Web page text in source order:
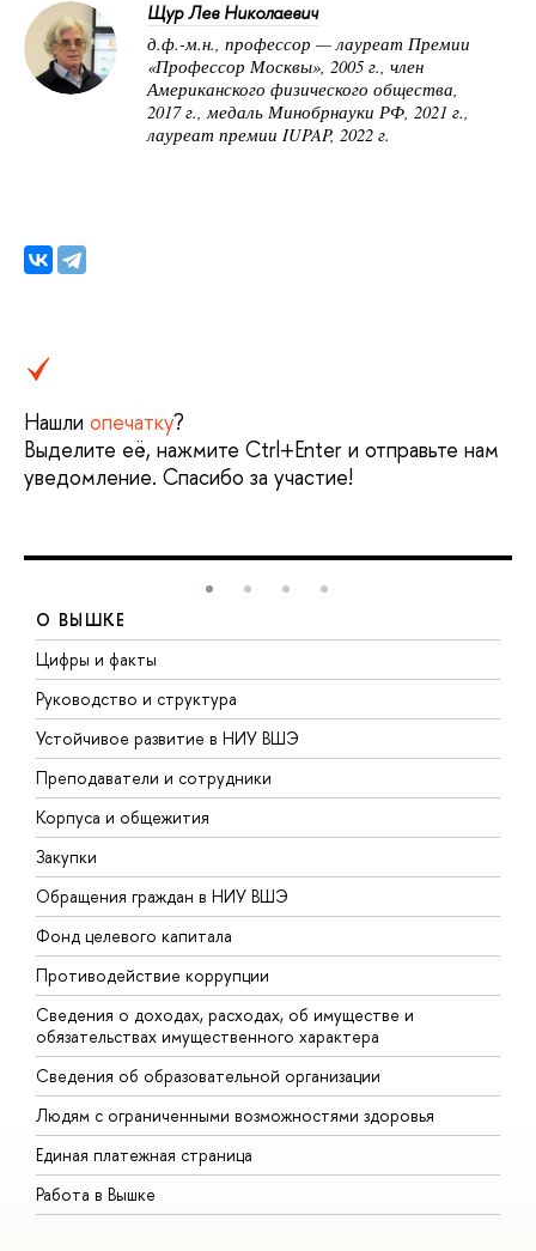
Щур Лев Николаевич
д.ф.-м.н., профессор — лауреат Премии
«Профессор Москвы», 2005 г., член
Американского физического общества,
2017 г., медаль Минобрнауки РФ, 2021 г.,
лауреат премии IUPAP, 2022 г.
Нашли опечатку?
Выделите её, нажмите Ctrl+Enter и отправьте нам
уведомление. Спасибо за участие!
О ВЫШКЕ
Цифры и факты
Руководство и структура
Устойчивое развитие в НИУ ВШЭ
Преподаватели и сотрудники
Корпуса и общежития
Закупки
Обращения граждан в НИУ ВШЭ
Фонд целевого капитала
Противодействие коррупции
Сведения о доходах, расходах, об имуществе и
обязательствах имущественного характера
Сведения об образовательной организации
Людям с ограниченными возможностями здоровья
Единая платежная страница
Работа в Вышке